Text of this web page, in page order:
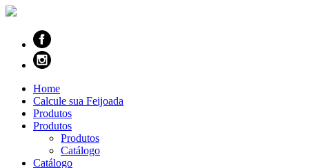
Home
Calcule sua Feijoada
Produtos
Produtos
Produtos
Catálogo
Catálogo